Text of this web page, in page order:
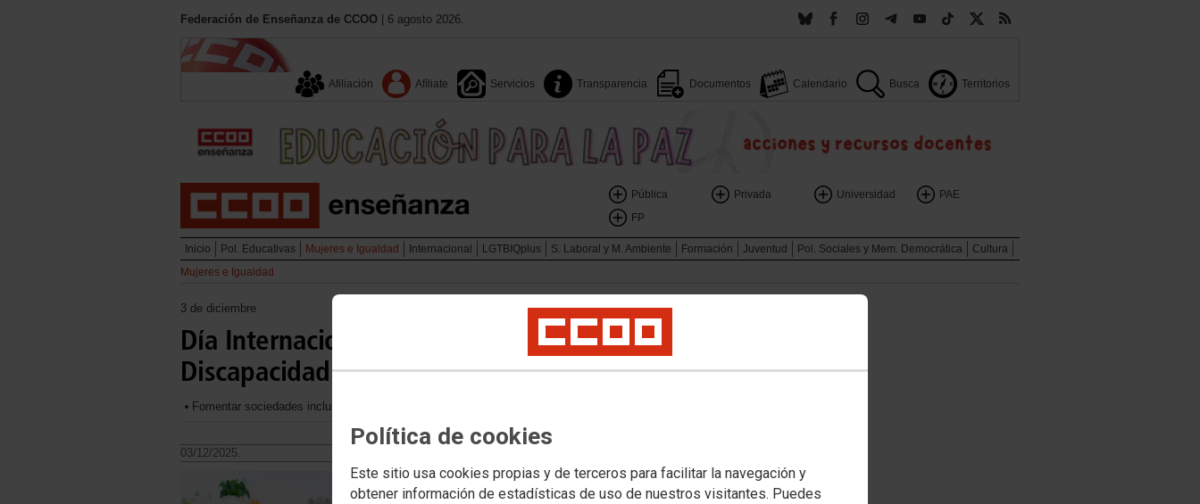
Política de cookies
Este sitio usa cookies propias y de terceros para facilitar la navegación y
obtener información de estadísticas de uso de nuestros visitantes. Puedes
Federación de Enseñanza de CCOO | 6 agosto 2026.
Afiliación Afíliate Servicios Transparencia Documentos Calendario Busca Territorios
Pública Privada Universidad
PAE
FP
Inicio Pol. Educativas Mujeres e Igualdad Internacional LGTBIQplus S. Laboral y M. Ambiente Formación Juventud Pol. Sociales y Mem. Democrática
Cultura
Mujeres e Igualdad
3 de diciembre
Día Internacional de las Personas con
Discapacidad
Fomentar sociedades inclusivas para el progreso social.
03/12/2025.